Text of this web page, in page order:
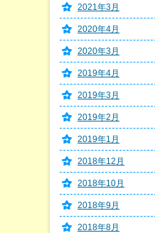
2021年3月
2020年4月
2020年3月
2019年4月
2019年3月
2019年2月
2019年1月
2018年12月
2018年10月
2018年9月
2018年8月